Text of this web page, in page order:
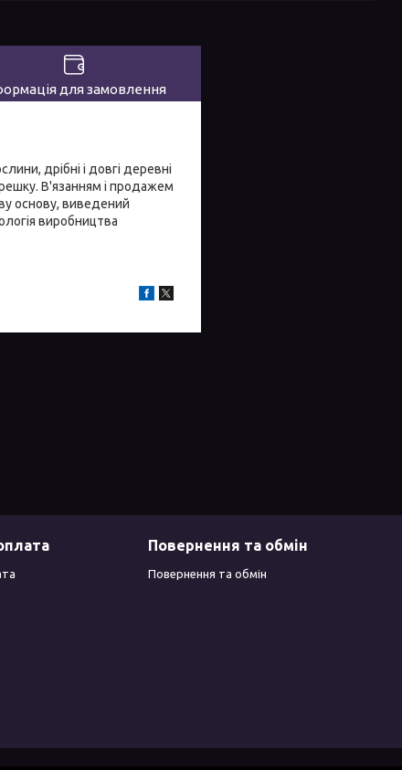
для замовлення
дрібні і довгі деревні
В'язанням і продажем
основу, виведений
виробництва
Повернення та обмін
Повернення та обмін